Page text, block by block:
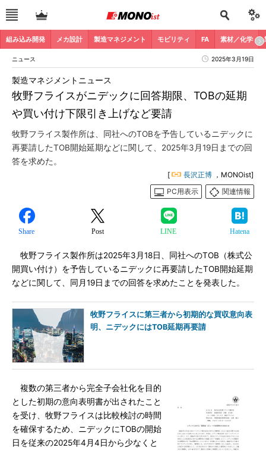
組み込み開発 メカ設計 製造マネジメント モビリティ FA 素材／化学
ニュース 2025年3月19日
牧野フライスがニデックに回答期限、TOBの延期
や買い付け下限引き上げなど要請
製造マネジメントニュース
牧野フライス製作所は、同社へのTOBを予告しているニデックに
再要請したTOB開始延期などに関して、2025年3月19日までの回
答を求めた。
[ 長沢正博 ，MONOist]
PC用表示
関連情報
Share Post LINE Hatena
牧野フライス製作所は2025年3月18日、同社へのTOB（株式公
開買い付け）を予告しているニデックに再要請したTOB開始延期
などに関して、同月19日までの回答を求めたことを発表した。
牧野フライスに第三者から初期的な買収意向表
明、ニデックにはTOB延期再要請
複数の第三者から完全子会社化を目的
とした初期の意向表明書が出されたこと
を受け、牧野フライスは比較検討の時間
を確保するため、ニデックにTOBの開始
日を従来の2025年4月4日から少なくと